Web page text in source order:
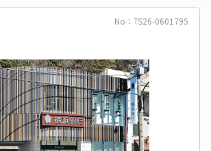
No：TS26-0601795